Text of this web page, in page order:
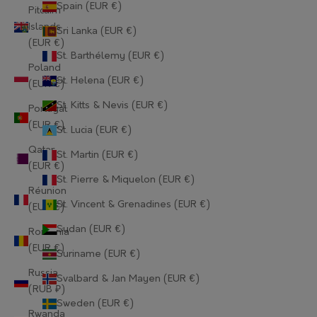
Pitcairn
Islands
(EUR €)
Poland
(EUR €)
Portugal
(EUR €)
Qatar
(EUR €)
Réunion
(EUR €)
Romania
(EUR €)
Russia
(RUB ₽)
Rwanda
Spain (EUR €)
Sri Lanka (EUR €)
St. Barthélemy (EUR €)
St. Helena (EUR €)
St. Kitts & Nevis (EUR €)
St. Lucia (EUR €)
St. Martin (EUR €)
St. Pierre & Miquelon (EUR €)
St. Vincent & Grenadines (EUR €)
Sudan (EUR €)
Suriname (EUR €)
Svalbard & Jan Mayen (EUR €)
Sweden (EUR €)
Guernsey (EUR €)
Guinea (EUR €)
Guinea-Bissau (EUR €)
Haiti (EUR €)
Honduras (EUR €)
Hong Kong SAR (EUR €)
Hungary (EUR €)
Iceland (EUR €)
India (EUR €)
Indonesia (EUR €)